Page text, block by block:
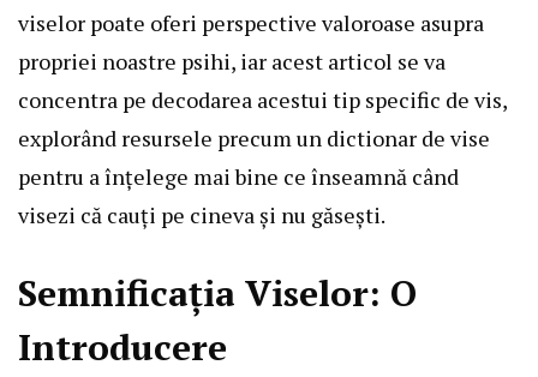
viselor poate oferi perspective valoroase asupra
propriei noastre psihi, iar acest articol se va
concentra pe decodarea acestui tip specific de vis,
explorând resursele precum un dictionar de vise
pentru a înțelege mai bine ce înseamnă când
visezi că cauți pe cineva și nu găsești.
Semnificația Viselor: O
Introducere